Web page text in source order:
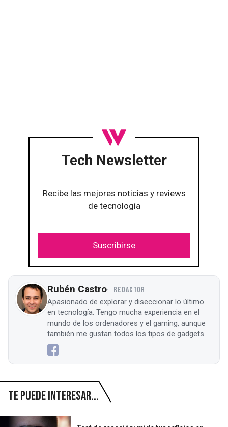
Tech Newsletter
Recibe las mejores noticias y reviews
de tecnología
Suscribirse
Rubén Castro REDACTOR
Apasionado de explorar y diseccionar lo último
en tecnología. Tengo mucha experiencia en el
mundo de los ordenadores y el gaming, aunque
también me gustan todos los tipos de gadgets.
Te puede interesar...